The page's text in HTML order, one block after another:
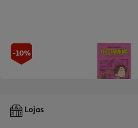
-10%
Livro O Estranhão - A Vida Não Mora Aqui
Lojas